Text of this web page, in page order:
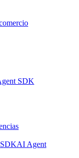
SDK
AI Agent